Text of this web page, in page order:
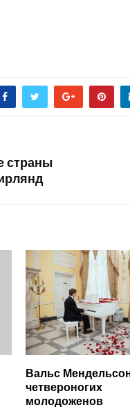
страны
Вальс
четвероногих
молодоженов